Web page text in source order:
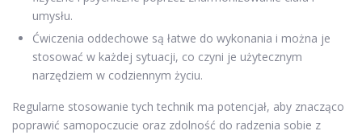
umysłu.
Ćwiczenia oddechowe są łatwe do wykonania i można je
stosować w każdej sytuacji, co czyni je użytecznym
narzędziem w codziennym życiu.
Regularne stosowanie tych technik ma potencjał, aby znacząco
poprawić samopoczucie oraz zdolność do radzenia sobie z